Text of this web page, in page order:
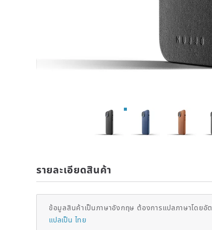
รายละเอียดสินค้า
ข้อมูลสินค้าเป็นภาษาอังกฤษ ต้องการแปลภาษาโดยอั
แปลเป็น ไทย